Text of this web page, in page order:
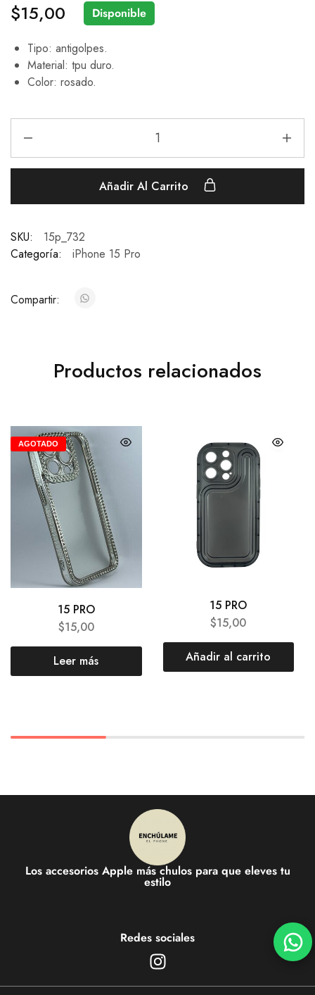
$15,00 Disponible
Tipo: antigolpes.
Material: tpu duro.
Color: rosado.
Añadir Al Carrito
SKU:
15p_732
Categoría:
iPhone 15 Pro
Compartir:
Productos relacionados
AGOTADO
15 PRO
$15,00
Leer más
15 PRO
$15,00
Añadir al carrito
Los accesorios Apple más chulos para que eleves tu
estilo
Redes sociales